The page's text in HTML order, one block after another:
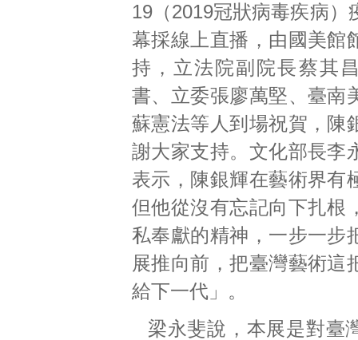
19（2019冠狀病毒疾病）
幕採線上直播，由國美館
持，立法院副院長蔡其
書、立委張廖萬堅、臺南
蘇憲法等人到場祝賀，陳
謝大家支持。文化部長李
表示，陳銀輝在藝術界有
但他從沒有忘記向下扎根
私奉獻的精神，一步一步
展推向前，把臺灣藝術這
給下一代」。
梁永斐說，本展是對臺